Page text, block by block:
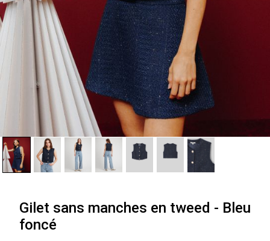
Gilet sans manches en tweed - Bleu
foncé